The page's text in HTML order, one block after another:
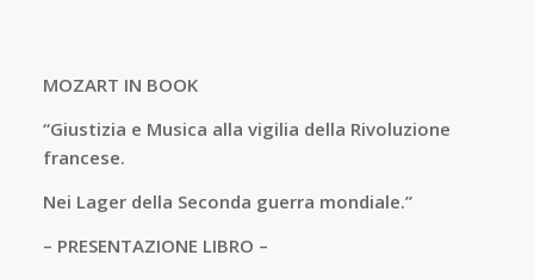
MOZART IN BOOK
“Giustizia e Musica alla vigilia della Rivoluzione
francese.
Nei Lager della Seconda guerra mondiale.”
– PRESENTAZIONE LIBRO –